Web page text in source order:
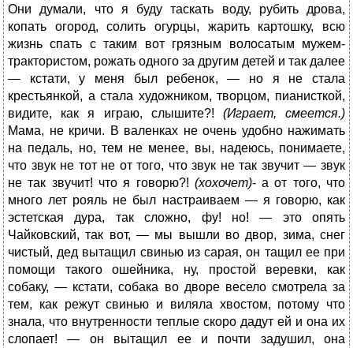
Они думали, что я буду таскать воду, рубить дрова,
копать огород, солить огурцы, жарить картошку, всю
жизнь спать с таким вот грязным волосатым мужем-
трактористом, рожать одного за другим детей и так далее
— кстати, у меня был ребенок, — но я не стала
крестьянкой, а стала художником, творцом, пианисткой,
видите, как я играю, слышите?! (Играет, смеется.)
Мама, не кричи. В валенках не очень удобно нажимать
на педаль, но, тем не менее, вы, надеюсь, понимаете,
что звук не тот не от того, что звук не так звучит — звук
не так звучит! что я говорю?! (хохочет)- а от того, что
много лет рояль не был настраиваем — я говорю, как
эстетская дура, так сложно, фу! но! — это опять
Чайковский, так вот, — мы вышли во двор, зима, снег
чистый, дед вытащил свинью из сарая, он тащил ее при
помощи такого ошейника, ну, простой веревки, как
собаку, — кстати, собака во дворе весело смотрела за
тем, как режут свинью и виляла хвостом, потому что
знала, что внутренности теплые скоро дадут ей и она их
слопает! — он вытащил ее и почти задушил, она